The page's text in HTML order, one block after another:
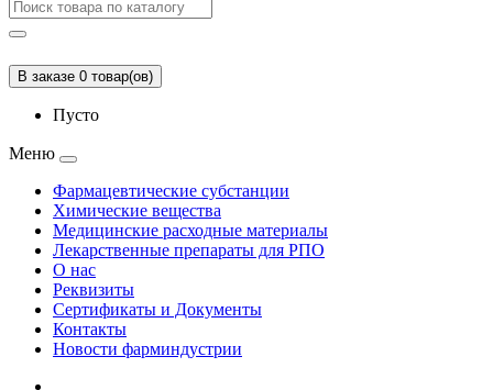
В заказе 0 товар(ов)
Пусто
Меню
Фармацевтические субстанции
Химические вещества
Медицинские расходные материалы
Лекарственные препараты для РПО
О нас
Реквизиты
Сертификаты и Документы
Контакты
Новости фарминдустрии